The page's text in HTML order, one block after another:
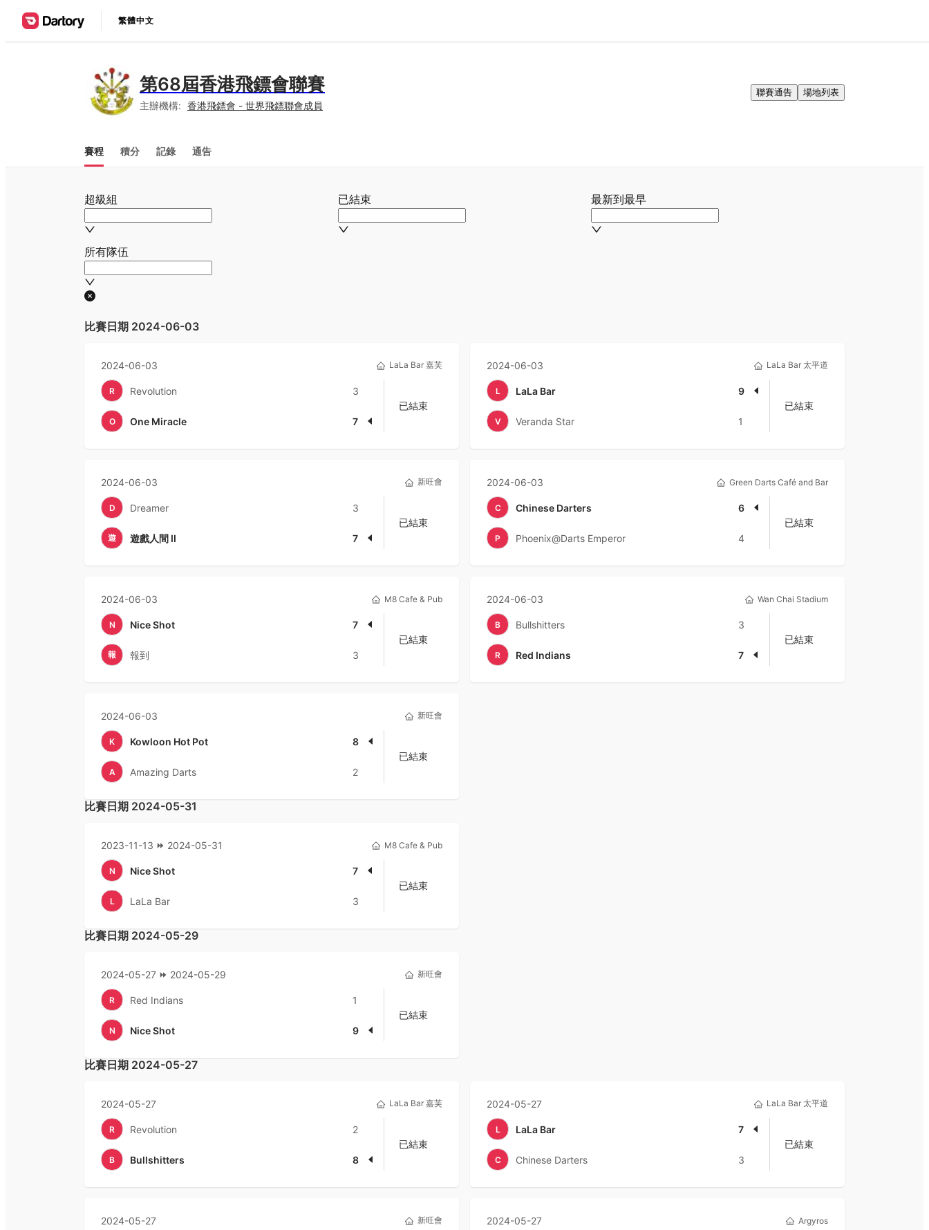
繁體中文
第68屆香港飛鏢會聯賽
主辦機構: 香港飛鏢會 - 世界飛鏢聯會成員
聯賽通告 場地列表
賽程 積分 記錄 通告
超級組 已結束 最新到最早
所有隊伍
比賽日期 2024-06-03
2024-06-03 LaLa Bar 嘉芙
R Revolution 3
O One Miracle 7
已結束
2024-06-03 LaLa Bar 太平道
L LaLa Bar 9
V Veranda Star 1
已結束
2024-06-03 新旺會
D Dreamer 3
遊 遊戲人間 II 7
已結束
2024-06-03 Green Darts Café and Bar
C Chinese Darters 6
P Phoenix@Darts Emperor 4
已結束
2024-06-03 M8 Cafe & Pub
N Nice Shot 7
報 報到 3
已結束
2024-06-03 Wan Chai Stadium
B Bullshitters 3
R Red Indians 7
已結束
2024-06-03 新旺會
K Kowloon Hot Pot 8
A Amazing Darts 2
已結束
比賽日期 2024-05-31
2023-11-13 2024-05-31 M8 Cafe & Pub
N Nice Shot 7
L LaLa Bar 3
已結束
比賽日期 2024-05-29
2024-05-27 2024-05-29 新旺會
R Red Indians 1
N Nice Shot 9
已結束
比賽日期 2024-05-27
2024-05-27 LaLa Bar 嘉芙
R Revolution 2
B Bullshitters 8
已結束
2024-05-27 LaLa Bar 太平道
L LaLa Bar 7
C Chinese Darters 3
已結束
2024-05-27 新旺會 2024-05-27 Argyros